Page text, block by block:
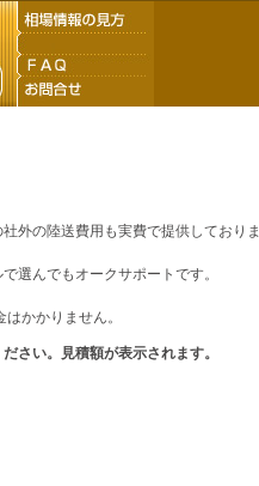
外の陸送費用も実費で提供しておりま
選んでもオークサポートです。
かかりません。
さい。見積額が表示されます。